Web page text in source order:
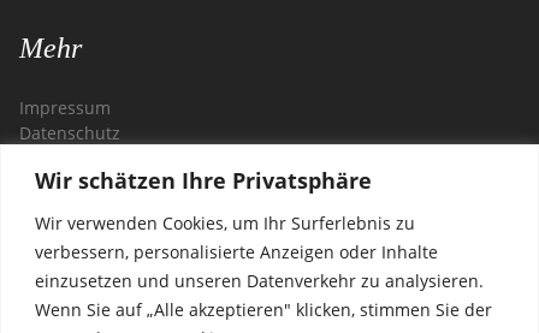
Wir schätzen Ihre Privatsphäre
Wir verwenden Cookies, um Ihr Surferlebnis zu
verbessern, personalisierte Anzeigen oder Inhalte
einzusetzen und unseren Datenverkehr zu analysieren.
Wenn Sie auf „Alle akzeptieren" klicken, stimmen Sie der
Mehr
Impressum
Datenschutz
Kontakt
Restaurant Zagreb
Steglitzer Damm 54
12169 Berlin